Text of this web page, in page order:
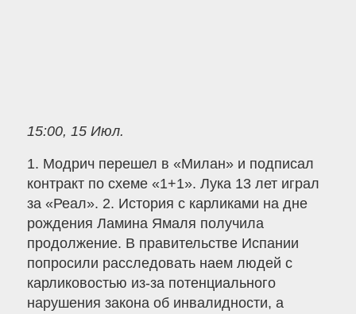
15:00, 15 Июл.
1. Модрич перешел в «Милан» и подписал
контракт по схеме «1+1». Лука 13 лет играл
за «Реал». 2. История с карликами на дне
рождения Ламина Ямаля получила
продолжение. В правительстве Испании
попросили расследовать наем людей с
карликовостью из-за потенциального
нарушения закона об инвалидности, а